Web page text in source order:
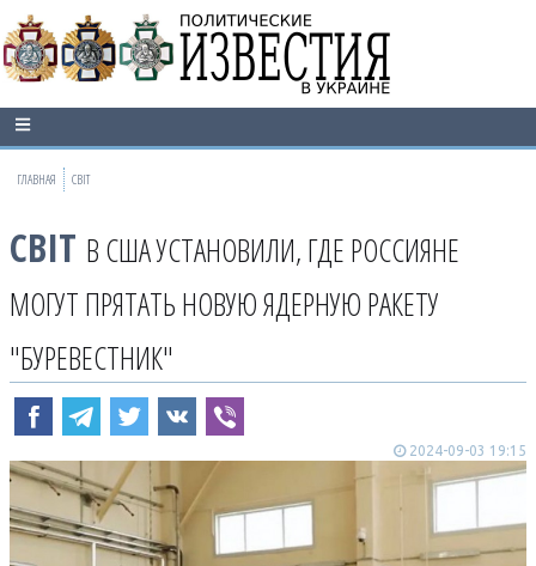
ГЛАВНАЯ СВІТ
СВІТ В США УСТАНОВИЛИ, ГДЕ РОССИЯНЕ
МОГУТ ПРЯТАТЬ НОВУЮ ЯДЕРНУЮ РАКЕТУ
"БУРЕВЕСТНИК"
2024-09-03 19:15